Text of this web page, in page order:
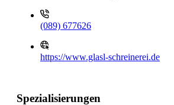
(089) 677626
https://www.glasl-schreinerei.de
Spezialisierungen